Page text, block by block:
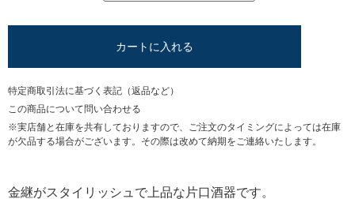
カートに入れる
特定商取引法に基づく表記（返品など）
この商品について問い合わせる
※実店舗と在庫を共有しておりますので、ご注文のタイミングによっては在庫
が欠品する場合がございます。その際は改めて納期をご連絡いたします。
金継がスタイリッシュで上品な片口酒器です。